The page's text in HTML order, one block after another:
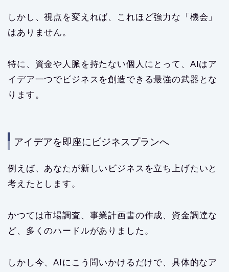
しかし、視点を変えれば、これほど強力な「機会」
はありません。
特に、資金や人脈を持たない個人にとって、AIはア
イデア一つでビジネスを創造できる最強の武器とな
ります。
アイデアを即座にビジネスプランへ
例えば、あなたが新しいビジネスを立ち上げたいと
考えたとします。
かつては市場調査、事業計画書の作成、資金調達な
ど、多くのハードルがありました。
しかし今、AIにこう問いかけるだけで、具体的なア